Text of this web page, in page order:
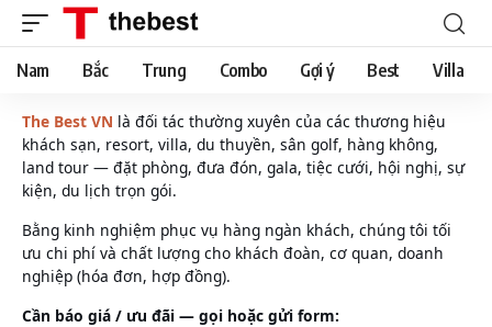
Nam Bắc Trung Combo Gợi ý Best Villa
The Best VN là đối tác thường xuyên của các thương hiệu
khách sạn, resort, villa, du thuyền, sân golf, hàng không,
land tour — đặt phòng, đưa đón, gala, tiệc cưới, hội nghị, sự
kiện, du lịch trọn gói.
Bằng kinh nghiệm phục vụ hàng ngàn khách, chúng tôi tối
ưu chi phí và chất lượng cho khách đoàn, cơ quan, doanh
nghiệp (hóa đơn, hợp đồng).
Cần báo giá / ưu đãi — gọi hoặc gửi form: